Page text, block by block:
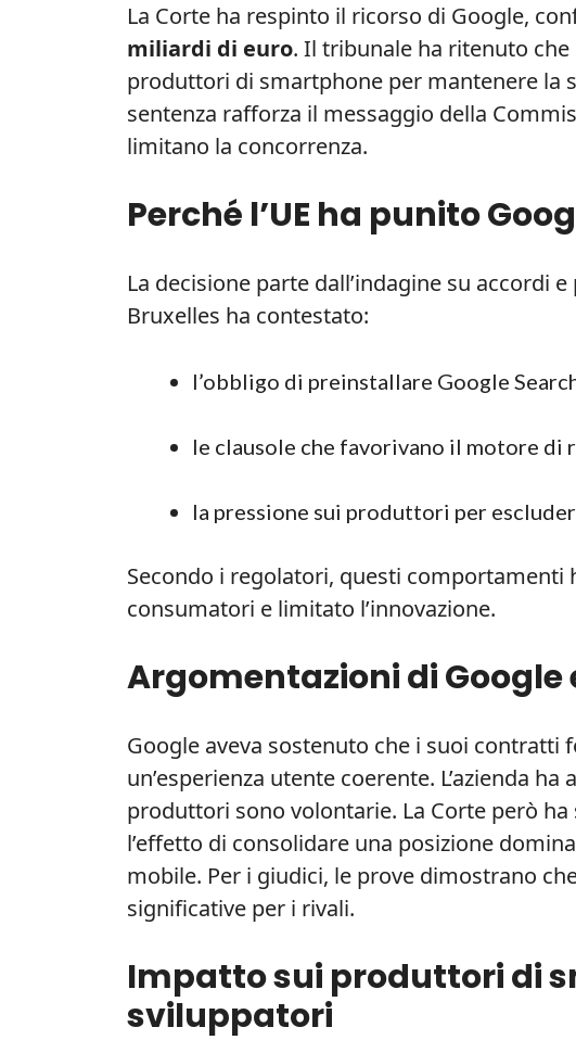
La Corte ha respinto il ricorso di Google,
miliardi di euro. Il tribunale ha ritenuto che
produttori di smartphone per mantenere la
sentenza rafforza il messaggio della
limitano la concorrenza.
Perché l’UE ha punito
La decisione parte dall’indagine su accordi
Bruxelles ha contestato:
l’obbligo di preinstallare Google
le clausole che favorivano il motore di
la pressione sui produttori per
Secondo i regolatori, questi comportamenti
consumatori e limitato l’innovazione.
Argomentazioni di
Google aveva sostenuto che i suoi
un’esperienza utente coerente. L’azienda
produttori sono volontarie. La Corte però
l’effetto di consolidare una posizione
mobile. Per i giudici, le prove dimostrano
significative per i rivali.
Impatto sui produttori di
sviluppatori